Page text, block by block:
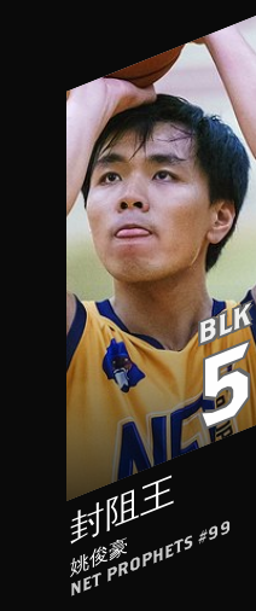
封阻王
姚俊豪
NET PROPHETS #99
BLK
5